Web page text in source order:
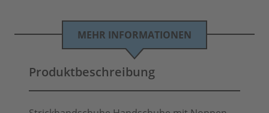
MEHR INFORMATIONEN
Produktbeschreibung